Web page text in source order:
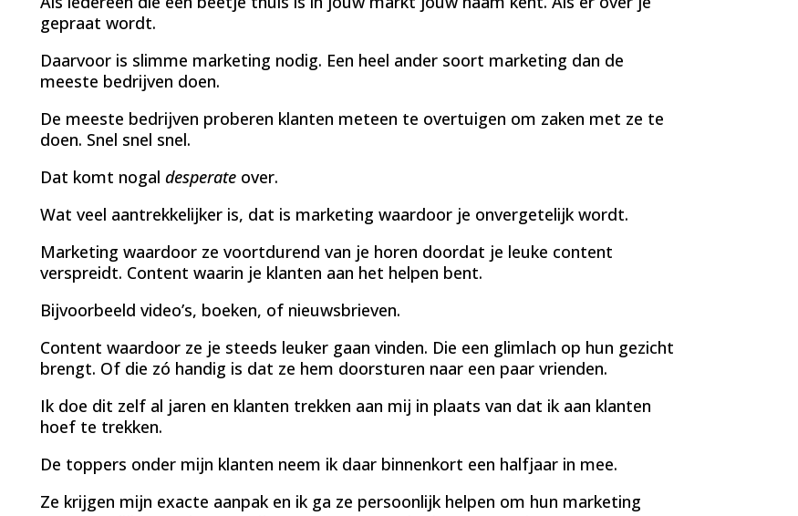
gepraat wordt.
Daarvoor is slimme marketing nodig. Een heel ander soort marketing dan de
meeste bedrijven doen.
De meeste bedrijven proberen klanten meteen te overtuigen om zaken met ze te
doen. Snel snel snel.
Dat komt nogal desperateover.
Wat veel aantrekkelijker is, dat is marketing waardoor je onvergetelijk wordt.
Marketing waardoor ze voortdurend van je horen doordat je leuke content
verspreidt. Content waarin je klanten aan het helpen bent.
Bijvoorbeeld video’s, boeken, of nieuwsbrieven.
Content waardoor ze je steeds leuker gaan vinden. Die een glimlach op hun gezicht
brengt. Of die zó handig is dat ze hem doorsturen naar een paar vrienden.
Ik doe dit zelf al jaren en klanten trekken aan mij in plaats van dat ik aan klanten
hoef te trekken.
De toppers onder mijn klanten neem ik daar binnenkort een halfjaar in mee.
Ze krijgen mijn exacte aanpak en ik ga ze persoonlijk helpen om hun marketing